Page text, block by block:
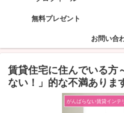
無料プレゼント
お問い合
賃貸住宅に住んでいる方
ない！」的な不満ありま
がんばらない賃貸インテ